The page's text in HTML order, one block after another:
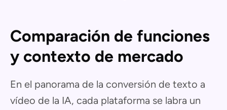
Comparación de funciones
y contexto de mercado
En el panorama de la conversión de texto a
vídeo de la IA, cada plataforma se labra un